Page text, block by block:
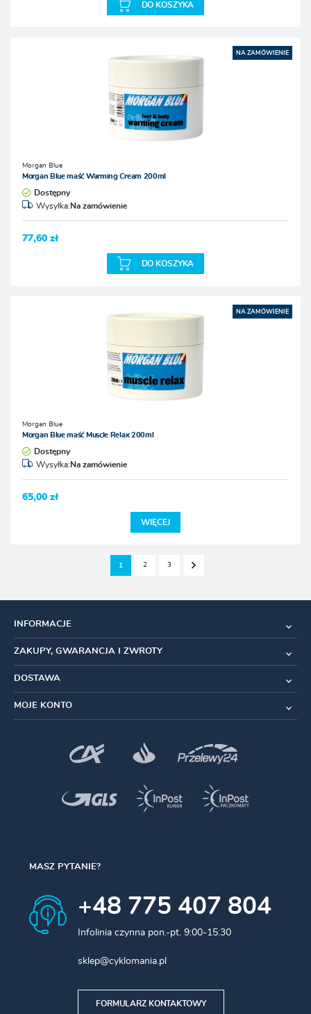
DO KOSZYKA
NA ZAMÓWIENIE
Morgan Blue
Morgan Blue maść Warming Cream 200ml
Dostępny
Wysyłka: Na zamówienie
77,60 zł
DO KOSZYKA
NA ZAMÓWIENIE
Morgan Blue
Morgan Blue maść Muscle Relax 200ml
Dostępny
Wysyłka: Na zamówienie
65,00 zł
WIĘCEJ
1 2 3
INFORMACJE
ZAKUPY, GWARANCJA I ZWROTY
DOSTAWA
MOJE KONTO
MASZ PYTANIE?
+48 775 407 804
Infolinia czynna pon.-pt. 9:00-15:30
sklep@cyklomania.pl
FORMULARZ KONTAKTOWY